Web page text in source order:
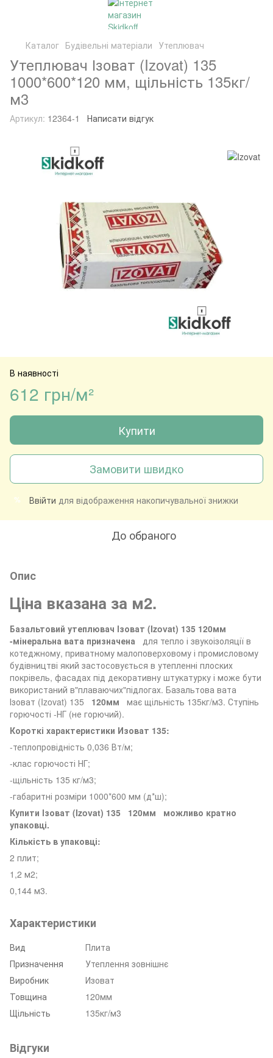
Каталог Будівельні матеріали Утеплювач
Утеплювач Ізоват (Izovat) 135
1000*600*120 мм, щільність 135кг/
м3
Артикул: 12364-1 Написати відгук
В наявності
612 грн/м²
Купити
Замовити швидко
% Ввійти для відображення накопичувальної знижки
До обраного
Опис
Ціна вказана за м2.
Базальтовий утеплювач Ізоват (Izovat) 135 120мм
-мінеральна вата призначена
для тепло і звукоізоляції в
котеджному, приватному малоповерховому і промисловому
будівництві який застосовується в утепленні плоских
покрівель, фасадах під декоративну штукатурку і може бути
використаний в"плаваючих"підлогах. Базальтова вата
Ізоват (Izovat) 135 120мм має щільність 135кг/м3. Ступінь
горючості -НГ (не горючий).
Короткі характеристики Изоват 135:
-теплопровідність 0,036 Вт/м;
-клас горючості НГ;
-щільність 135 кг/м3;
-габаритні розміри 1000*600 мм (д*ш);
Купити Ізоват (Izovat) 135 120мм можливо кратно
упаковці.
Кількість в упаковці:
2 плит;
1,2 м2;
0,144 м3.
Характеристики
Вид
Плита
Призначення
Утеплення зовнішнє
Виробник
Изоват
Товщина
120мм
Щільність
135кг/м3
Відгуки